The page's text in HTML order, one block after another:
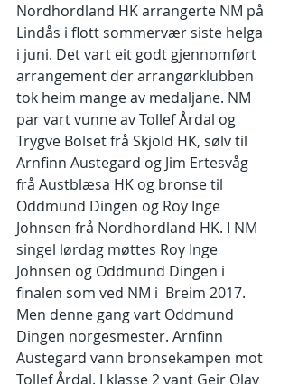
Nordhordland HK arrangerte NM på
Lindås i flott sommervær siste helga
i juni. Det vart eit godt gjennomført
arrangement der arrangørklubben
tok heim mange av medaljane. NM
par vart vunne av Tollef Årdal og
Trygve Bolset frå Skjold HK, sølv til
Arnfinn Austegard og Jim Ertesvåg
frå Austblæsa HK og bronse til
Oddmund Dingen og Roy Inge
Johnsen frå Nordhordland HK. I NM
singel lørdag møttes Roy Inge
Johnsen og Oddmund Dingen i
finalen som ved NM i  Breim 2017.
Men denne gang vart Oddmund
Dingen norgesmester. Arnfinn
Austegard vann bronsekampen mot
Tollef Årdal. I klasse 2 vant Geir Olav